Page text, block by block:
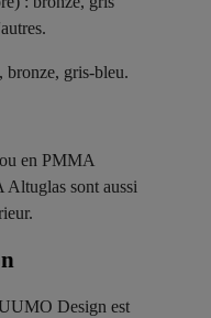
bronze, gris-bleu.
en PMMA
Altuglas sont aussi
Design est